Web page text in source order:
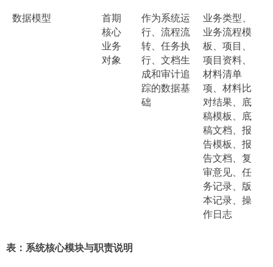
数据模型
首期
核心
业务
对象
作为系统运
行、流程流
转、任务执
行、文档生
成和审计追
踪的数据基
础
业务类型、
业务流程模
板、项目、
项目资料、
材料清单
项、材料比
对结果、底
稿模板、底
稿文档、报
告模板、报
告文档、复
审意见、任
务记录、版
本记录、操
作日志
表：系统核心模块与职责说明